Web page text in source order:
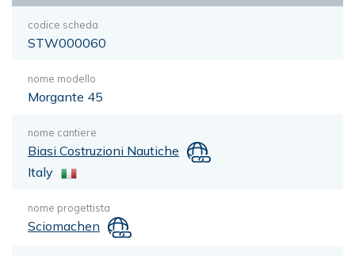
codice scheda
STW000060
nome modello
Morgante 45
nome cantiere
Biasi Costruzioni Nautiche
Italy
nome progettista
Sciomachen